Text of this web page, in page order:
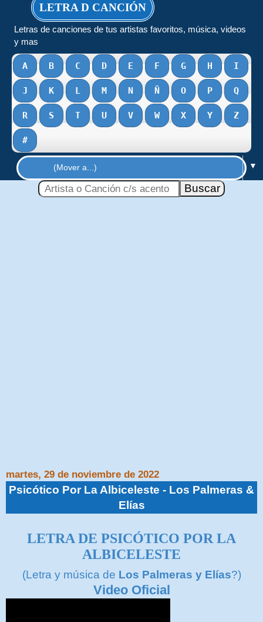
LETRA D CANCIÓN
Letras de canciones de tus artistas favoritos, música, videos
y mas
A B C D E F G H I
J K L M N Ñ O P Q
R S T U V W X Y Z
#
▼
martes, 29 de noviembre de 2022
Psicótico Por La Albiceleste - Los Palmeras &
Elías
LETRA DE PSICÓTICO POR LA
ALBICELESTE
(Letra y música de Los Palmeras y Elías?)
Video Oficial